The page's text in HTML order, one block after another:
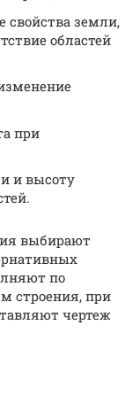
свойства земли,
областей
при
и высоту
выбирают
по
строения, при
чертеж